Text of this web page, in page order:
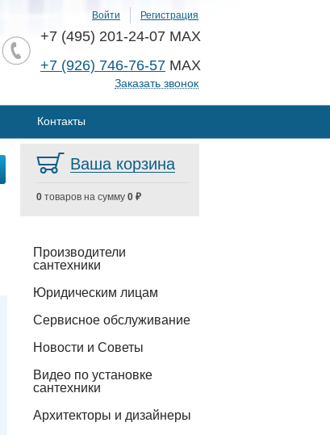
Войти Регистрация
+7 (495) 201-24-07 MAX
+7 (926) 746-76-57 MAX
Заказать звонок
Контакты
Ваша корзина
0 товаров на сумму 0 ₽
Производители
сантехники
Юридическим лицам
Сервисное обслуживание
Новости и Советы
Видео по установке
сантехники
Архитекторы и дизайнеры